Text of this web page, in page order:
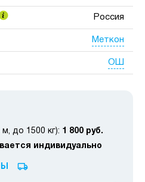
Россия
Меткон
ОШ
до 1500 кг): 1 800 руб.
индивидуально